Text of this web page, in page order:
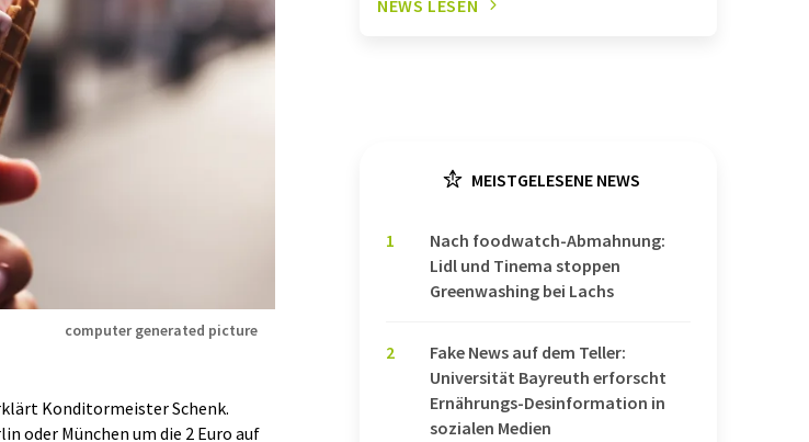
computer generated picture
Konditormeister Schenk.
oder München um die 2 Euro auf
NEWS LESEN
MEISTGELESENE NEWS
1
Nach foodwatch-Abmahnung:
Lidl und Tinema stoppen
Greenwashing bei Lachs
2
Fake News auf dem Teller:
Universität Bayreuth erforscht
Ernährungs-Desinformation in
sozialen Medien